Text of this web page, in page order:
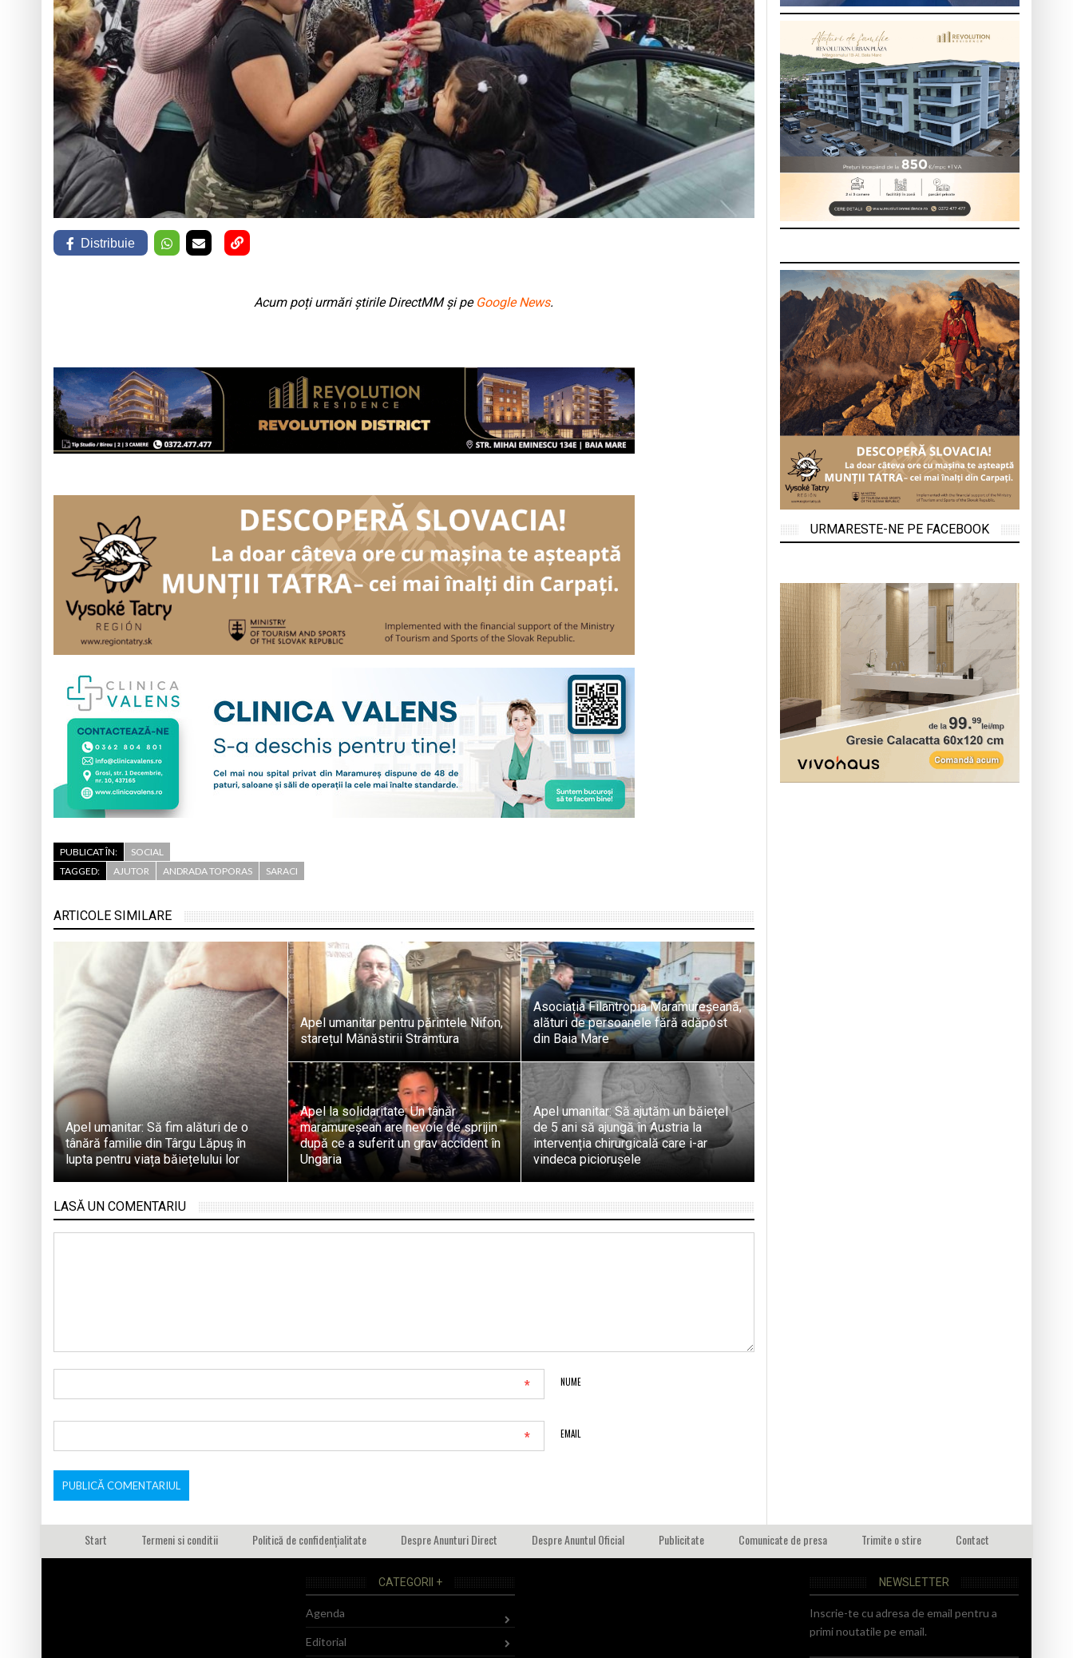
Distribuie
Acum poți urmări știrile DirectMM și pe Google News.
PUBLICAT ÎN:
SOCIAL
TAGGED:
AJUTOR ANDRADA TOPORAS SARACI
ARTICOLE SIMILARE
Apel umanitar: Să fim alături de o
tânără familie din Târgu Lăpuș în
lupta pentru viața băiețelului lor
Apel umanitar pentru părintele Nifon,
starețul Mănăstirii Strâmtura
Asociația Filantropia Maramureșeană,
alături de persoanele fără adăpost
din Baia Mare
Apel la solidaritate: Un tânăr
maramureșean are nevoie de sprijin
după ce a suferit un grav accident în
Ungaria
Apel umanitar: Să ajutăm un băiețel
de 5 ani să ajungă în Austria la
intervenția chirurgicală care i-ar
vindeca piciorușele
LASĂ UN COMENTARIU
NUME
*
EMAIL
*
URMARESTE-NE PE FACEBOOK
Start Termeni si conditii Politică de confidențialitate Despre Anunturi Direct Despre Anuntul Oficial Publicitate Comunicate de presa Trimite o stire Contact
CATEGORII +
Agenda
Editorial
NEWSLETTER
Inscrie-te cu adresa de email pentru a
primi noutatile pe email.